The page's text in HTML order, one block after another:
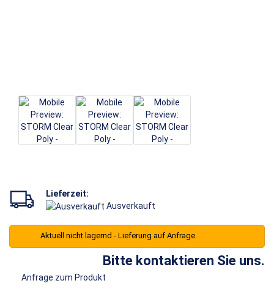
Lieferzeit:
Ausverkauft
Aktuell nicht lagernd - Lieferung auf Anfrage.
Bitte kontaktieren Sie uns.
Anfrage zum Produkt